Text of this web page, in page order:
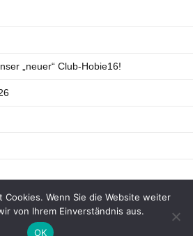
„neuer“ Club-Hobie16!
Cookies. Wenn Sie die Website weiter
von Ihrem Einverständnis aus.
OK